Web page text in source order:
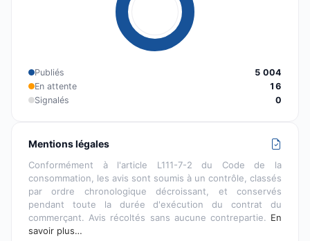
Publiés
5 004
En attente
16
Signalés
0
Mentions légales
Conformément à l'article L111-7-2 du Code de la
consommation, les avis sont soumis à un contrôle, classés
par ordre chronologique décroissant, et conservés
pendant toute la durée d'exécution du contrat du
commerçant. Avis récoltés sans aucune contrepartie. En
savoir plus…